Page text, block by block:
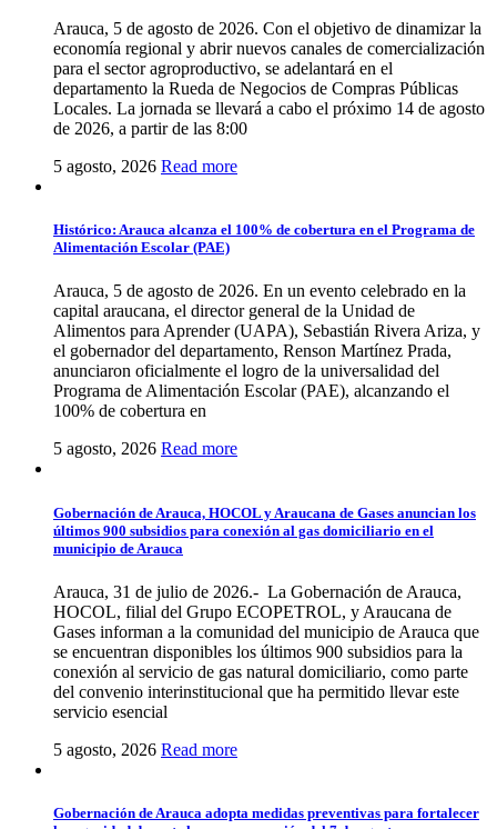
Arauca, 5 de agosto de 2026. Con el objetivo de dinamizar la
economía regional y abrir nuevos canales de comercialización
para el sector agroproductivo, se adelantará en el
departamento la Rueda de Negocios de Compras Públicas
Locales. La jornada se llevará a cabo el próximo 14 de agosto
de 2026, a partir de las 8:00
5 agosto, 2026 Read more
Histórico: Arauca alcanza el 100% de cobertura en el Programa de
Alimentación Escolar (PAE)
Arauca, 5 de agosto de 2026. En un evento celebrado en la
capital araucana, el director general de la Unidad de
Alimentos para Aprender (UAPA), Sebastián Rivera Ariza, y
el gobernador del departamento, Renson Martínez Prada,
anunciaron oficialmente el logro de la universalidad del
Programa de Alimentación Escolar (PAE), alcanzando el
100% de cobertura en
5 agosto, 2026 Read more
Gobernación de Arauca, HOCOL y Araucana de Gases anuncian los
últimos 900 subsidios para conexión al gas domiciliario en el
municipio de Arauca
Arauca, 31 de julio de 2026.- La Gobernación de Arauca,
HOCOL, filial del Grupo ECOPETROL, y Araucana de
Gases informan a la comunidad del municipio de Arauca que
se encuentran disponibles los últimos 900 subsidios para la
conexión al servicio de gas natural domiciliario, como parte
del convenio interinstitucional que ha permitido llevar este
servicio esencial
5 agosto, 2026 Read more
Gobernación de Arauca adopta medidas preventivas para fortalecer